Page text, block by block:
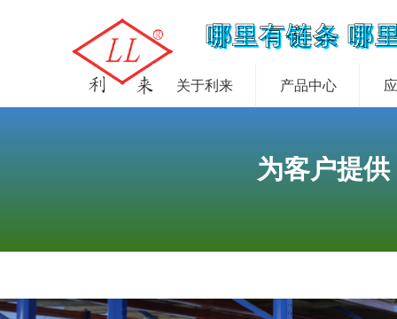
关于利来 产品中心
哪里有链条 哪
为客户提